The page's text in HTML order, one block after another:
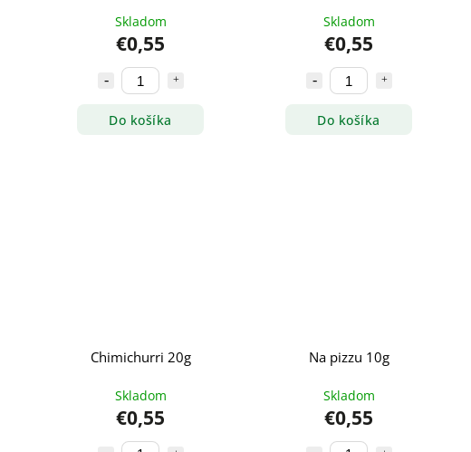
Skladom
€0,55
Do košíka
Skladom
€0,55
Do košíka
Chimichurri 20g
Skladom
€0,55
Na pizzu 10g
Skladom
€0,55